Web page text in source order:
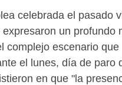
celebrada el pasado
expresaron un profundo
complejo escenario que
el lunes, día de paro
en que "la